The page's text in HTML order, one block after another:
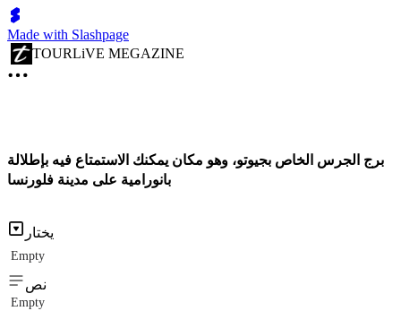
Made with Slashpage
TOURLiVE MEGAZINE
برج الجرس الخاص بجيوتو، وهو مكان يمكنك الاستمتاع فيه بإطلالة
بانورامية على مدينة فلورنسا
يختار
Empty
نص
Empty